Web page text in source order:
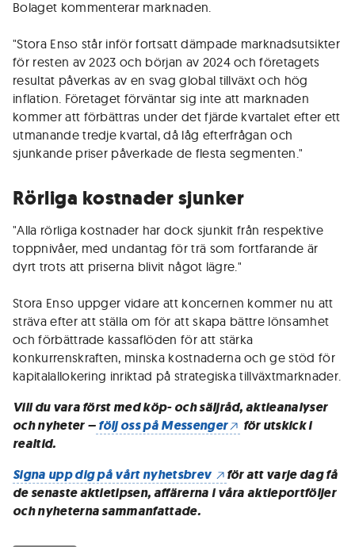
Bolaget kommenterar marknaden.
"Stora Enso står inför fortsatt dämpade marknadsutsikter
för resten av 2023 och början av 2024 och företagets
resultat påverkas av en svag global tillväxt och hög
inflation. Företaget förväntar sig inte att marknaden
kommer att förbättras under det fjärde kvartalet efter ett
utmanande tredje kvartal, då låg efterfrågan och
sjunkande priser påverkade de flesta segmenten."
Rörliga kostnader sjunker
"Alla rörliga kostnader har dock sjunkit från respektive
toppnivåer, med undantag för trä som fortfarande är
dyrt trots att priserna blivit något lägre."
Stora Enso uppger vidare att koncernen kommer nu att
sträva efter att ställa om för att skapa bättre lönsamhet
och förbättrade kassaflöden för att stärka
konkurrenskraften, minska kostnaderna och ge stöd för
kapitalallokering inriktad på strategiska tillväxtmarknader.
Vill du vara först med köp- och säljråd, aktieanalyser
och nyheter –följ oss på Messenger
för utskick i
realtid.
Signa upp dig på vårt nyhetsbrev
för att varje dag få
de senaste aktietipsen, affärerna i våra aktieportföljer
och nyheterna sammanfattade.